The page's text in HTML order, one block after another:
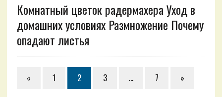
Комнатный цветок радермахера Уход в
домашних условиях Размножение Почему
опадают листья
« 1 2 3 … 7 »